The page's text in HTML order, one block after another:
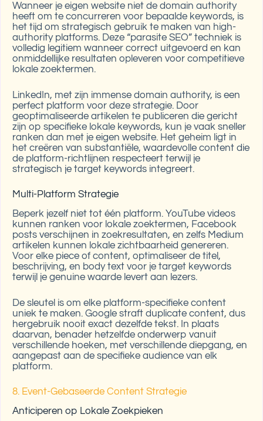
Wanneer je eigen website niet de domain authority
heeft om te concurreren voor bepaalde keywords, is
het tijd om strategisch gebruik te maken van high-
authority platforms. Deze “parasite SEO” techniek is
volledig legitiem wanneer correct uitgevoerd en kan
onmiddellijke resultaten opleveren voor competitieve
lokale zoektermen.
LinkedIn, met zijn immense domain authority, is een
perfect platform voor deze strategie. Door
geoptimaliseerde artikelen te publiceren die gericht
zijn op specifieke lokale keywords, kun je vaak sneller
ranken dan met je eigen website. Het geheim ligt in
het creëren van substantiële, waardevolle content die
de platform-richtlijnen respecteert terwijl je
strategisch je target keywords integreert.
Multi-Platform Strategie
Beperk jezelf niet tot één platform. YouTube videos
kunnen ranken voor lokale zoektermen, Facebook
posts verschijnen in zoekresultaten, en zelfs Medium
artikelen kunnen lokale zichtbaarheid genereren.
Voor elke piece of content, optimaliseer de titel,
beschrijving, en body text voor je target keywords
terwijl je genuine waarde levert aan lezers.
De sleutel is om elke platform-specifieke content
uniek te maken. Google straft duplicate content, dus
hergebruik nooit exact dezelfde tekst. In plaats
daarvan, benader hetzelfde onderwerp vanuit
verschillende hoeken, met verschillende diepgang, en
aangepast aan de specifieke audience van elk
platform.
8. Event-Gebaseerde Content Strategie
Anticiperen op Lokale Zoekpieken